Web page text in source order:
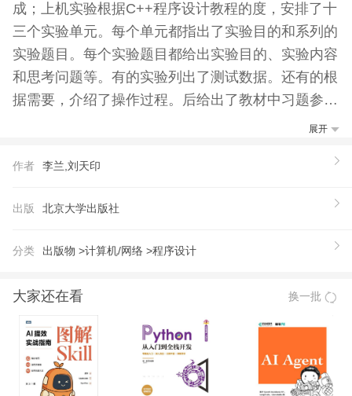
成；上机实验根据C++程序设计教程的度，安排了十
三个实验单元。每个单元都指出了实验目的和系列的
实验题目。每个实验题目都给出实验目的、实验内容
和思考问题等。有的实验列出了测试数据。还有的根
据需要，介绍了操作过程。后给出了教材中习题参考
爱好者和编程技术人员参考使用。
允樘氐悖
展开
作者 李兰,刘天印
出版 北京大学出版社
分类 出版物 >计算机/网络 >程序设计
大家还在看 换一批